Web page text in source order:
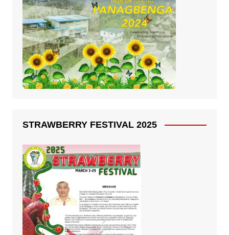
STRAWBERRY FESTIVAL 2025